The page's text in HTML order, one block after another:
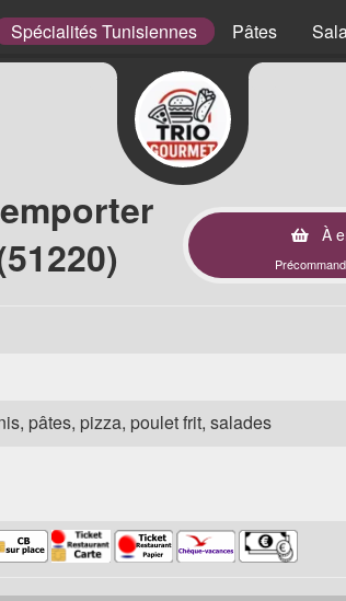
Spécialités Tunisiennes Pâtes
À
pâtes, pizza, poulet frit, salades